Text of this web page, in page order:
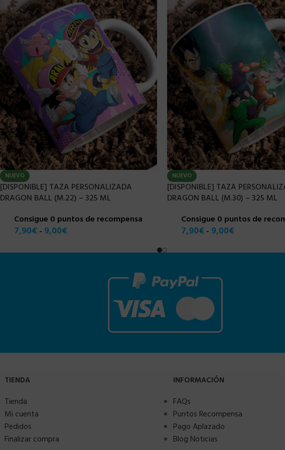
NUEVO
[DISPONIBLE] TAZA PERSONALIZADA
DRAGON BALL (M.22) – 325 ML
Consigue 0 puntos de recompensa
7,90€- 9,00€
NUEVO
[DISPONIBLE] TAZA
DRAGON BALL (M.30) – 325 ML
Consigue 0 puntos de
7,90€ - 9,00€
TIENDA
Tienda
Mi cuenta
Pedidos
Finalizar compra
INFORMACIÓN
FAQs
Puntos Recompensa
Pago Aplazado
Blog Noticias